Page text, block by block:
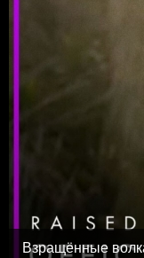
Взращённые